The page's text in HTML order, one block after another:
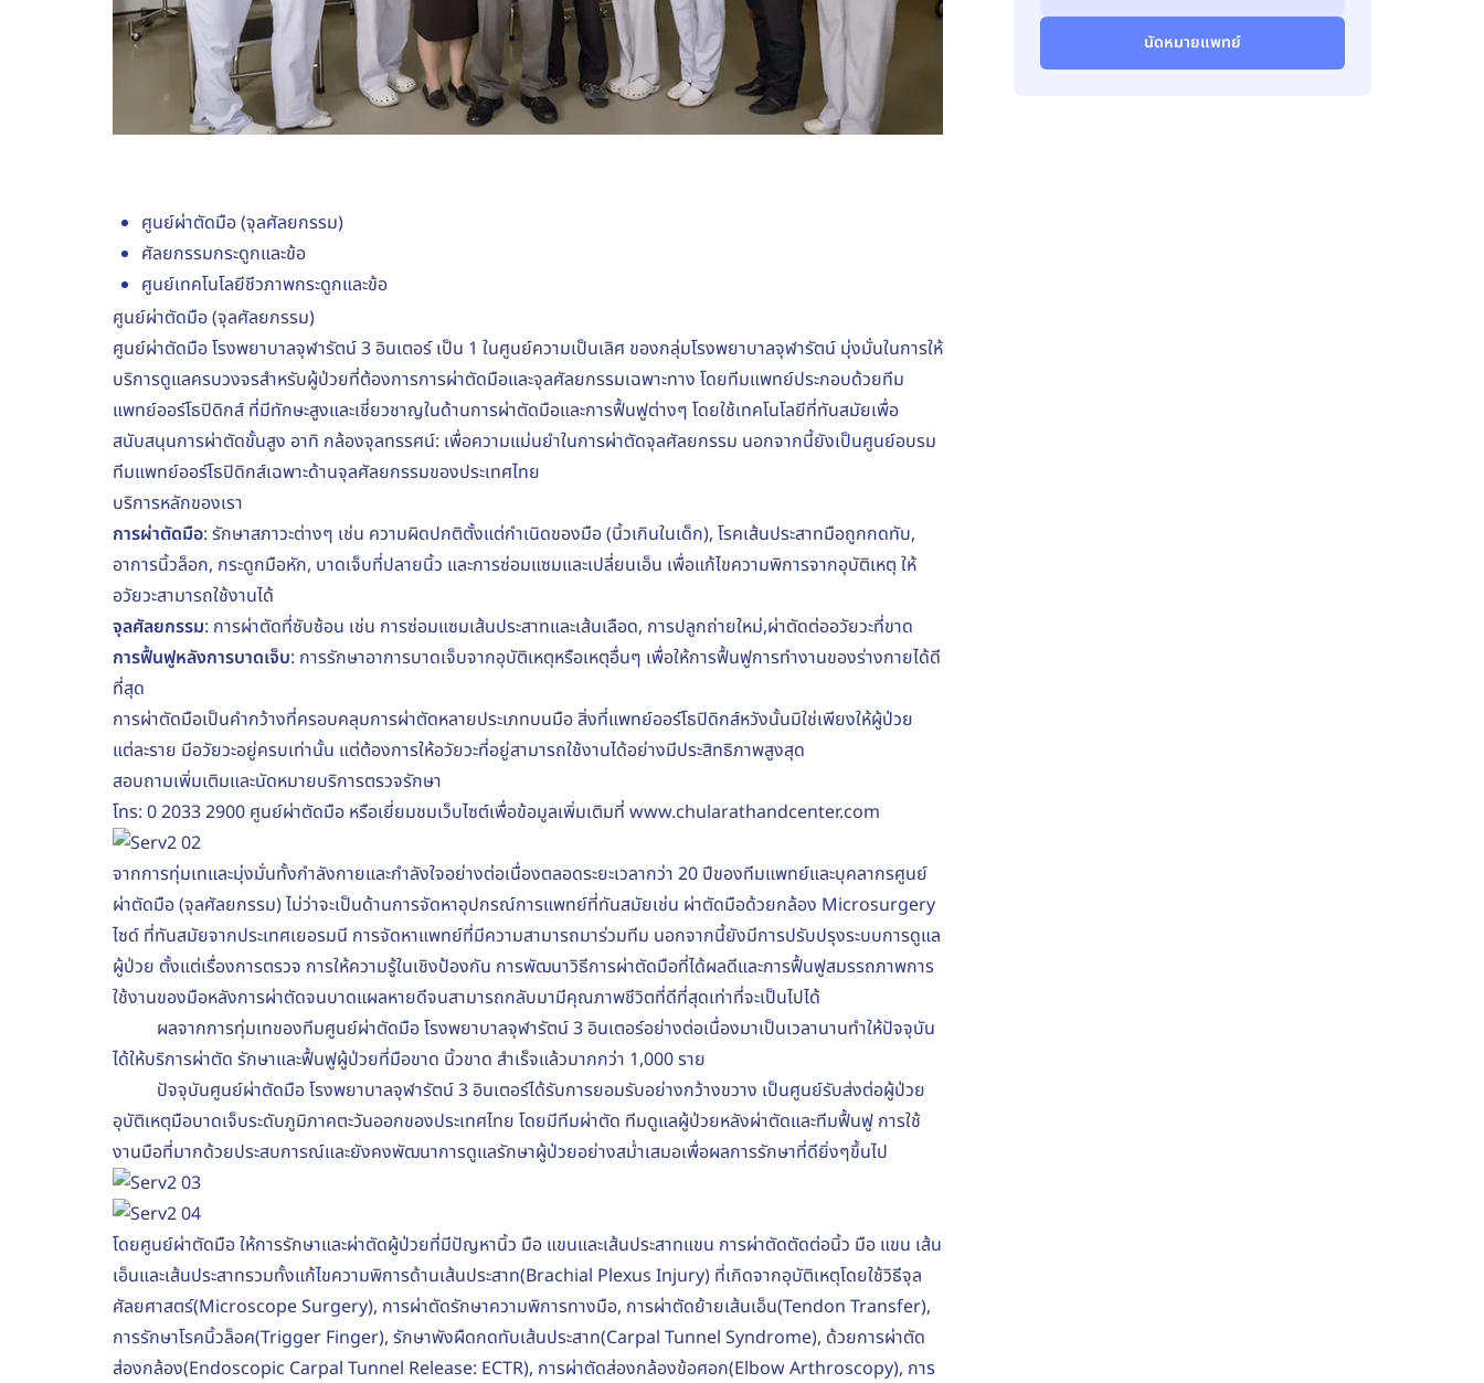
นัดหมายแพทย์
ศูนย์ผ่าตัดมือ (จุลศัลยกรรม)
ศัลยกรรมกระดูกและข้อ
ศูนย์เทคโนโลยีชีวภาพกระดูกและข้อ
ศูนย์ผ่าตัดมือ (จุลศัลยกรรม)
ศูนย์ผ่าตัดมือ โรงพยาบาลจุฬารัตน์ 3 อินเตอร์ เป็น 1 ในศูนย์ความเป็นเลิศ ของกลุ่มโรงพยาบาลจุฬารัตน์ มุ่งมั่นในการให้
บริการดูแลครบวงจรสำหรับผู้ป่วยที่ต้องการการผ่าตัดมือและจุลศัลยกรรมเฉพาะทาง โดยทีมแพทย์ประกอบด้วยทีม
แพทย์ออร์โธปิดิกส์ ที่มีทักษะสูงและเชี่ยวชาญในด้านการผ่าตัดมือและการฟื้นฟูต่างๆ โดยใช้เทคโนโลยีที่ทันสมัยเพื่อ
สนับสนุนการผ่าตัดขั้นสูง อาทิ กล้องจุลทรรศน์: เพื่อความแม่นยำในการผ่าตัดจุลศัลยกรรม นอกจากนี้ยังเป็นศูนย์อบรม
ทีมแพทย์ออร์โธปิดิกส์เฉพาะด้านจุลศัลยกรรมของประเทศไทย
บริการหลักของเรา
การผ่าตัดมือ: รักษาสภาวะต่างๆ เช่น ความผิดปกติตั้งแต่กำเนิดของมือ (นิ้วเกินในเด็ก), โรคเส้นประสาทมือถูกกดทับ,
อาการนิ้วล็อก, กระดูกมือหัก, บาดเจ็บที่ปลายนิ้ว และการซ่อมแซมและเปลี่ยนเอ็น เพื่อแก้ไขความพิการจากอุบัติเหตุ ให้
อวัยวะสามารถใช้งานได้
จุลศัลยกรรม: การผ่าตัดที่ซับซ้อน เช่น การซ่อมแซมเส้นประสาทและเส้นเลือด, การปลูกถ่ายใหม่,ผ่าตัดต่ออวัยวะที่ขาด
การฟื้นฟูหลังการบาดเจ็บ: การรักษาอาการบาดเจ็บจากอุบัติเหตุหรือเหตุอื่นๆ เพื่อให้การฟื้นฟูการทำงานของร่างกายได้ดี
ที่สุด
การผ่าตัดมือเป็นคำกว้างที่ครอบคลุมการผ่าตัดหลายประเภทบนมือ สิ่งที่แพทย์ออร์โธปิดิกส์หวังนั้นมิใช่เพียงให้ผู้ป่วย
แต่ละราย มีอวัยวะอยู่ครบเท่านั้น แต่ต้องการให้อวัยวะที่อยู่สามารถใช้งานได้อย่างมีประสิทธิภาพสูงสุด
สอบถามเพิ่มเติมและนัดหมายบริการตรวจรักษา
โทร: 0 2033 2900 ศูนย์ผ่าตัดมือ หรือเยี่ยมชมเว็บไซต์เพื่อข้อมูลเพิ่มเติมที่ www.chularathandcenter.com
จากการทุ่มเทและมุ่งมั่นทั้งกำลังกายและกำลังใจอย่างต่อเนื่องตลอดระยะเวลากว่า 20 ปีของทีมแพทย์และบุคลากรศูนย์
ผ่าตัดมือ (จุลศัลยกรรม) ไม่ว่าจะเป็นด้านการจัดหาอุปกรณ์การแพทย์ที่ทันสมัยเช่น ผ่าตัดมือด้วยกล้อง Microsurgery
ไซด์ ที่ทันสมัยจากประเทศเยอรมนี การจัดหาแพทย์ที่มีความสามารถมาร่วมทีม นอกจากนี้ยังมีการปรับปรุงระบบการดูแล
ผู้ป่วย ตั้งแต่เรื่องการตรวจ การให้ความรู้ในเชิงป้องกัน การพัฒนาวิธีการผ่าตัดมือที่ได้ผลดีและการฟื้นฟูสมรรถภาพการ
ใช้งานของมือหลังการผ่าตัดจนบาดแผลหายดีจนสามารถกลับมามีคุณภาพชีวิตที่ดีที่สุดเท่าที่จะเป็นไปได้
ผลจากการทุ่มเทของทีมศูนย์ผ่าตัดมือ โรงพยาบาลจุฬารัตน์ 3 อินเตอร์อย่างต่อเนื่องมาเป็นเวลานานทำให้ปัจจุบัน
ได้ให้บริการผ่าตัด รักษาและฟื้นฟูผู้ป่วยที่มือขาด นิ้วขาด สำเร็จแล้วมากกว่า 1,000 ราย
ปัจจุบันศูนย์ผ่าตัดมือ โรงพยาบาลจุฬารัตน์ 3 อินเตอร์ได้รับการยอมรับอย่างกว้างขวาง เป็นศูนย์รับส่งต่อผู้ป่วย
อุบัติเหตุมือบาดเจ็บระดับภูมิภาคตะวันออกของประเทศไทย โดยมีทีมผ่าตัด ทีมดูแลผู้ป่วยหลังผ่าตัดและทีมฟื้นฟู การใช้
งานมือที่มากด้วยประสบการณ์และยังคงพัฒนาการดูแลรักษาผู้ป่วยอย่างสม่ำเสมอเพื่อผลการรักษาที่ดียิ่งๆขึ้นไป
โดยศูนย์ผ่าตัดมือ ให้การรักษาและผ่าตัดผู้ป่วยที่มีปัญหานิ้ว มือ แขนและเส้นประสาทแขน การผ่าตัดตัดต่อนิ้ว มือ แขน เส้น
เอ็นและเส้นประสาทรวมทั้งแก้ไขความพิการด้านเส้นประสาท(Brachial Plexus Injury) ที่เกิดจากอุบัติเหตุโดยใช้วิธีจุล
ศัลยศาสตร์(Microscope Surgery), การผ่าตัดรักษาความพิการทางมือ, การผ่าตัดย้ายเส้นเอ็น(Tendon Transfer),
การรักษาโรคนิ้วล็อค(Trigger Finger), รักษาพังผืดกดทับเส้นประสาท(Carpal Tunnel Syndrome), ด้วยการผ่าตัด
ส่องกล้อง(Endoscopic Carpal Tunnel Release: ECTR), การผ่าตัดส่องกล้องข้อศอก(Elbow Arthroscopy), การ